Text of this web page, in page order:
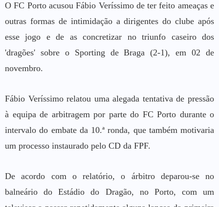
O FC Porto acusou Fábio Veríssimo de ter feito ameaças e
outras formas de intimidação a dirigentes do clube após
esse jogo e de as concretizar no triunfo caseiro dos
'dragões' sobre o Sporting de Braga (2-1), em 02 de
novembro.
Fábio Veríssimo relatou uma alegada tentativa de pressão
à equipa de arbitragem por parte do FC Porto durante o
intervalo do embate da 10.ª ronda, que também motivaria
um processo instaurado pelo CD da FPF.
De acordo com o relatório, o árbitro deparou-se no
balneário do Estádio do Dragão, no Porto, com um